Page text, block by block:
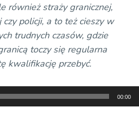
również straży granicznej,
czy policji, a to też cieszy w
trudnych czasów, gdzie
toczy się regularna
kwalifikację przebyć.
00:00